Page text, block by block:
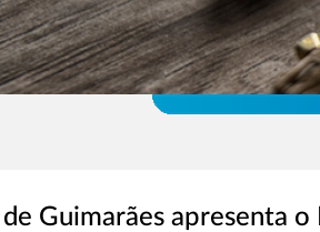
Guimarães apresenta